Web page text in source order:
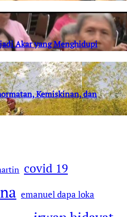
Akar yang Menghidupi
Kemiskinan, dan
covid 19
emanuel dapa loka